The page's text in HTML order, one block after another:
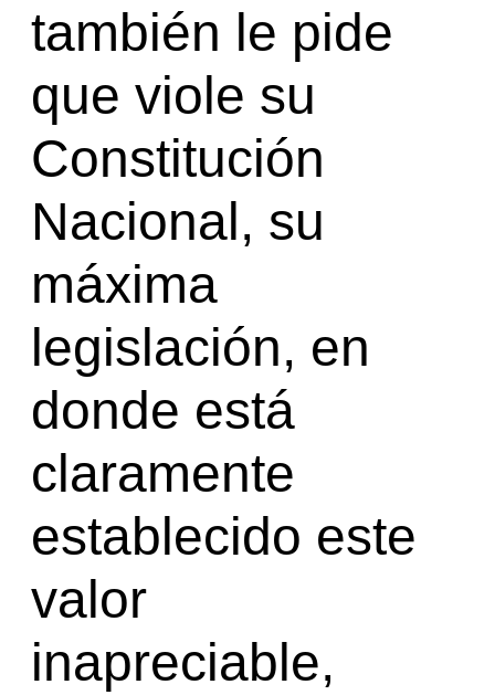
también le pide
que viole su
Constitución
Nacional, su
máxima
legislación, en
donde está
claramente
establecido este
valor
inapreciable,